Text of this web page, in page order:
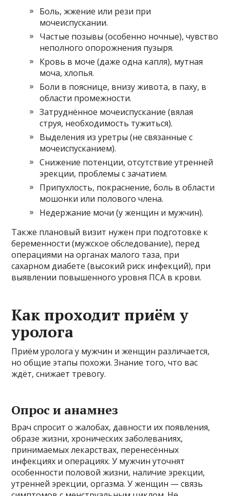
Боль, жжение или рези при
мочеиспускании.
Частые позывы (особенно ночные), чувство
неполного опорожнения пузыря.
Кровь в моче (даже одна капля), мутная
моча, хлопья.
Боли в пояснице, внизу живота, в паху, в
области промежности.
Затруднённое мочеиспускание (вялая
струя, необходимость тужиться).
Выделения из уретры (не связанные с
мочеиспусканием).
Снижение потенции, отсутствие утренней
эрекции, проблемы с зачатием.
Припухлость, покраснение, боль в области
мошонки или полового члена.
Недержание мочи (у женщин и мужчин).
Также плановый визит нужен при подготовке к
беременности (мужское обследование), перед
операциями на органах малого таза, при
сахарном диабете (высокий риск инфекций), при
выявлении повышенного уровня ПСА в крови.
Как проходит приём у
уролога
Приём уролога у мужчин и женщин различается,
но общие этапы похожи. Знание того, что вас
ждёт, снижает тревогу.
Опрос и анамнез
Врач спросит о жалобах, давности их появления,
образе жизни, хронических заболеваниях,
принимаемых лекарствах, перенесённых
инфекциях и операциях. У мужчин уточнят
особенности половой жизни, наличие эрекции,
утренней эрекции, оргазма. У женщин — связь